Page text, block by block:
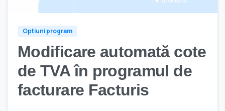
Optiuni program
Modificare automată cote
de TVA în programul de
facturare Facturis